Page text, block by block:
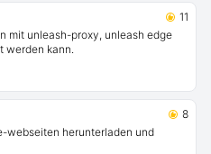
11
mit unleash-proxy, unleash edge
werden kann.
8
webseiten herunterladen und